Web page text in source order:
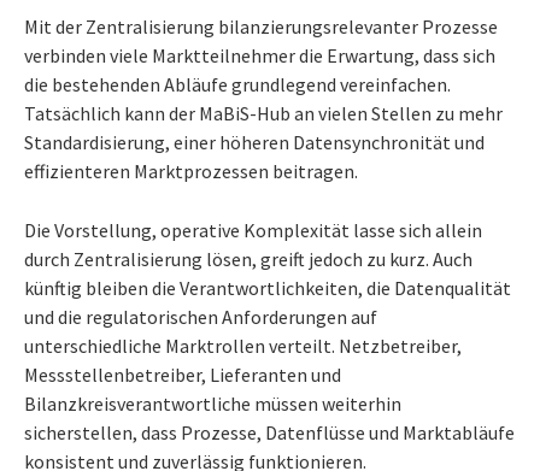
Mit der Zentralisierung bilanzierungsrelevanter Prozesse
verbinden viele Marktteilnehmer die Erwartung, dass sich
die bestehenden Abläufe grundlegend vereinfachen.
Tatsächlich kann der MaBiS-Hub an vielen Stellen zu mehr
Standardisierung, einer höheren Datensynchronität und
effizienteren Marktprozessen beitragen.
Die Vorstellung, operative Komplexität lasse sich allein
durch Zentralisierung lösen, greift jedoch zu kurz. Auch
künftig bleiben die Verantwortlichkeiten, die Datenqualität
und die regulatorischen Anforderungen auf
unterschiedliche Marktrollen verteilt. Netzbetreiber,
Messstellenbetreiber, Lieferanten und
Bilanzkreisverantwortliche müssen weiterhin
sicherstellen, dass Prozesse, Datenflüsse und Marktabläufe
konsistent und zuverlässig funktionieren.